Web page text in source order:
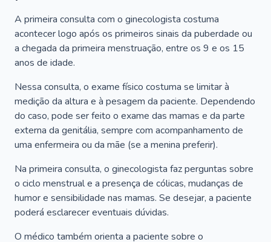
A primeira consulta com o ginecologista costuma
acontecer logo após os primeiros sinais da puberdade ou
a chegada da primeira menstruação, entre os 9 e os 15
anos de idade.
Nessa consulta, o exame físico costuma se limitar à
medição da altura e à pesagem da paciente. Dependendo
do caso, pode ser feito o exame das mamas e da parte
externa da genitália, sempre com acompanhamento de
uma enfermeira ou da mãe (se a menina preferir).
Na primeira consulta, o ginecologista faz perguntas sobre
o ciclo menstrual e a presença de cólicas, mudanças de
humor e sensibilidade nas mamas. Se desejar, a paciente
poderá esclarecer eventuais dúvidas.
O médico também orienta a paciente sobre o